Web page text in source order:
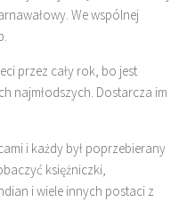
We wspólnej
przez cały rok, bo jest
najmłodszych. Dostarcza im
i każdy był poprzebierany
księżniczki,
i wiele innych postaci z